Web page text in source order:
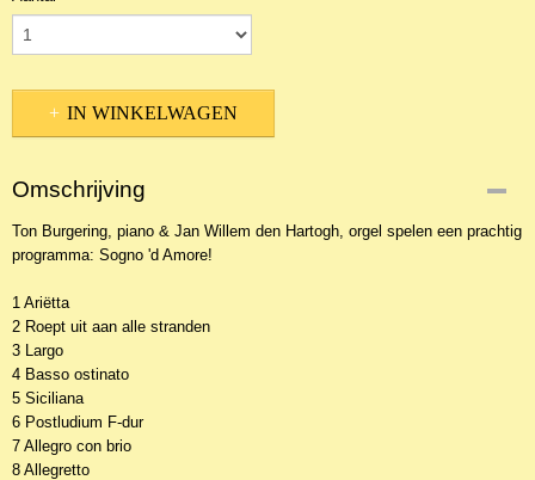
IN WINKELWAGEN
Omschrijving
Ton Burgering, piano & Jan Willem den Hartogh, orgel spelen een prachtig
programma: Sogno 'd Amore!
1 Ariëtta
2 Roept uit aan alle stranden
3 Largo
4 Basso ostinato
5 Siciliana
6 Postludium F-dur
7 Allegro con brio
8 Allegretto